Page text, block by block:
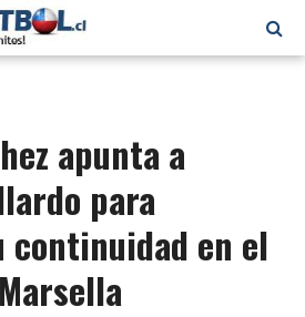
apunta a
para
continuidad en el